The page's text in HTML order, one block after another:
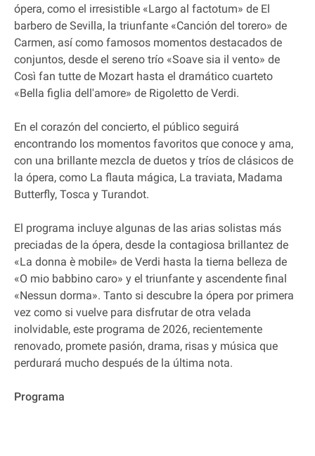
ópera, como el irresistible «Largo al factotum» de El
barbero de Sevilla, la triunfante «Canción del torero» de
Carmen, así como famosos momentos destacados de
conjuntos, desde el sereno trío «Soave sia il vento» de
Così fan tutte de Mozart hasta el dramático cuarteto
«Bella figlia dell'amore» de Rigoletto de Verdi.
En el corazón del concierto, el público seguirá
encontrando los momentos favoritos que conoce y ama,
con una brillante mezcla de duetos y tríos de clásicos de
la ópera, como La flauta mágica, La traviata, Madama
Butterfly, Tosca y Turandot.
El programa incluye algunas de las arias solistas más
preciadas de la ópera, desde la contagiosa brillantez de
«La donna è mobile» de Verdi hasta la tierna belleza de
«O mio babbino caro» y el triunfante y ascendente final
«Nessun dorma». Tanto si descubre la ópera por primera
vez como si vuelve para disfrutar de otra velada
inolvidable, este programa de 2026, recientemente
renovado, promete pasión, drama, risas y música que
perdurará mucho después de la última nota.
Programa